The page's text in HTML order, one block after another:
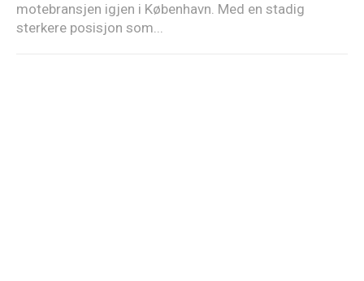
motebransjen igjen i København. Med en stadig
sterkere posisjon som...